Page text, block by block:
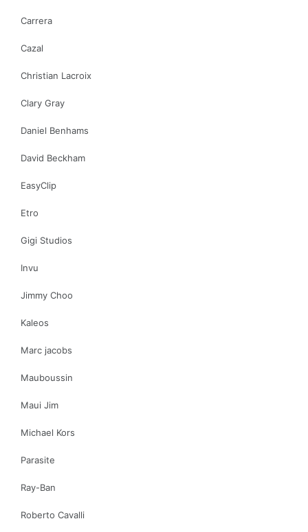
Carrera
Cazal
Christian Lacroix
Clary Gray
Daniel Benhams
David Beckham
EasyClip
Etro
Gigi Studios
Invu
Jimmy Choo
Kaleos
Marc jacobs
Mauboussin
Maui Jim
Michael Kors
Parasite
Ray-Ban
Roberto Cavalli